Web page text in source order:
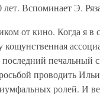
лет. Вспоминает Э.
от кино. Когда я
последний печальный
проводить
ролей. И